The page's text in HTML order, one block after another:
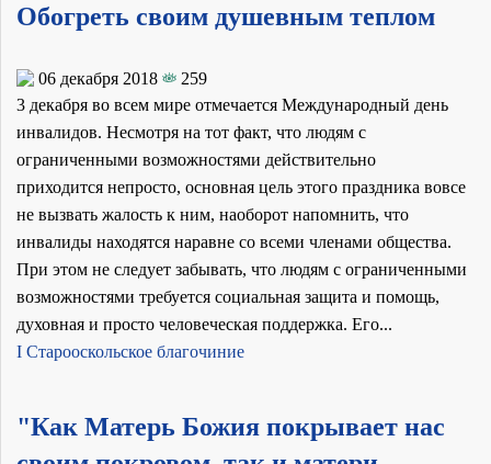
Обогреть своим душевным теплом
06 декабря 2018
259
3 декабря во всем мире отмечается Международный день
инвалидов. Несмотря на тот факт, что людям с
ограниченными возможностями действительно
приходится непросто, основная цель этого праздника вовсе
не вызвать жалость к ним, наоборот напомнить, что
инвалиды находятся наравне со всеми членами общества.
При этом не следует забывать, что людям с ограниченными
возможностями требуется социальная защита и помощь,
духовная и просто человеческая поддержка. Его...
I Старооскольское благочиние
"Как Матерь Божия покрывает нас